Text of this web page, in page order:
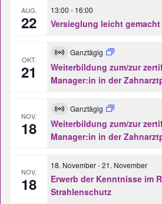
AUG.
22
13:00 - 16:00
Versieglung leicht gemacht
OKT.
21
Virtuell
Veranstaltung
Ganztägig
Weiterbildung zum/zur
Manager:in in der
NOV.
18
Virtuell
Veranstaltung
Ganztägig
Weiterbildung zum/zur
Manager:in in der
NOV.
18
18. November-21. November
Erwerb der Kenntnisse im
Strahlenschutz